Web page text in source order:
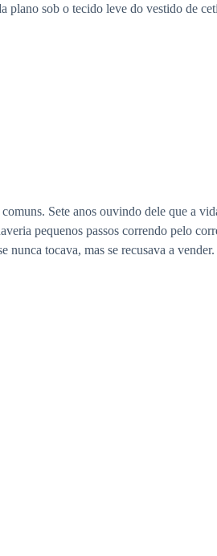
plano sob o tecido leve do vestido de
Sete anos ouvindo dele que a
pequenos passos correndo pelo
nunca tocava, mas se recusava a vender.